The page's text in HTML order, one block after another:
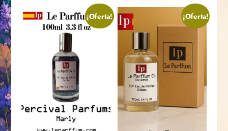
¡Oferta! ¡Oferta!